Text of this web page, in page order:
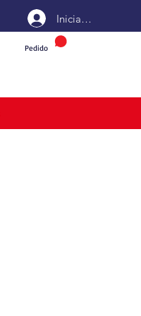
Pedido
Iniciar sesión